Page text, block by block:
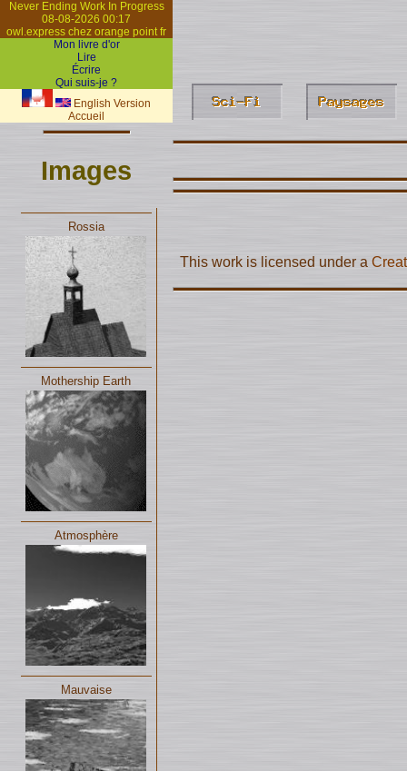
Never Ending Work In Progress
08-08-2026 00:17
owl.express chez orange point fr
Mon livre d'or
Lire
Écrire
Qui suis-je ?
English Version
Accueil
Images
Rossia
Mothership Earth
Atmosphère
Mauvaise
This work is licensed under a